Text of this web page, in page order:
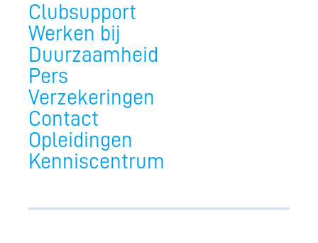
Clubsupport
Werken bij
Duurzaamheid
Pers
Verzekeringen
Contact
Opleidingen
Kenniscentrum